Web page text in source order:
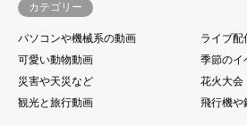
カテゴリー
パソコンや機械系の動画
ライブ配
可愛い動物動画
季節のイ
災害や天災など
花火大会
観光と旅行動画
飛行機や